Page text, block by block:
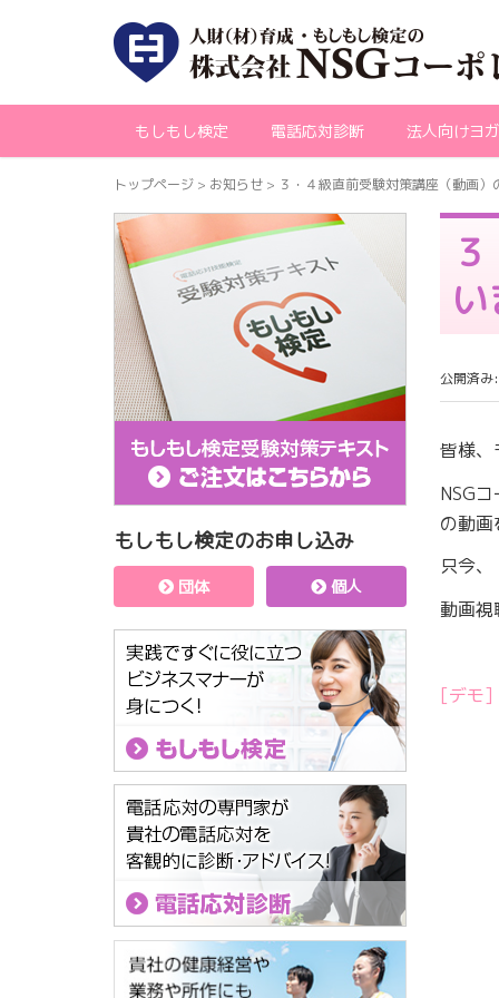
もしもし検定 電話応対診断 法人向けヨガ
トップページ > お知らせ > ３・４級直前受験対策講座（動画
公開済み
皆様、
NSG
の動
只今
動画
[デモ]
もしもし検定のお申し込み
団体 個人